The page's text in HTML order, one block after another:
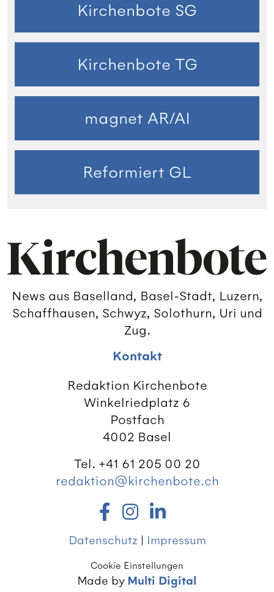
Kirchenbote SG
Kirchenbote TG
magnet AR/AI
Reformiert GL
News aus Baselland, Basel-Stadt, Luzern,
Schaffhausen, Schwyz, Solothurn, Uri und
Zug.
Kontakt
Redaktion Kirchenbote
Winkelriedplatz 6
Postfach
4002 Basel
Tel. +41 61 205 00 20
redaktion@kirchenbote.ch
Datenschutz | Impressum
Cookie Einstellungen
Made by Multi Digital